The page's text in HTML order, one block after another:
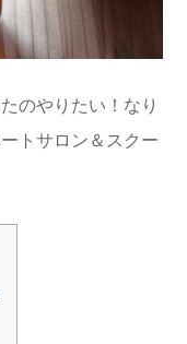
のやりたい！なり
トサロン＆スクー